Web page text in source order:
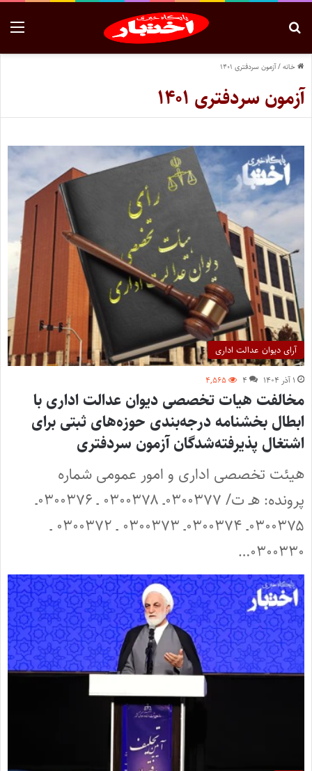
خانه/آزمون سردفتری ۱۴۰۱
آزمون سردفتری ۱۴۰۱
آرای دیوان عدالت اداری
۱ آذر ۱۴۰۴ ۴ ۴,۵۶۵
مخالفت هیات تخصصی دیوان عدالت اداری با
ابطال بخشنامه درجه‌بندی حوزه‌های ثبتی برای
اشتغال پذیرفته‌شدگان آزمون سردفتری
هیئت تخصصی اداری و امور عمومی شماره
پرونده: هـ ت/ ۰۳۰۰۳۷۷ـ ۰۳۰۰۳۷۸ ـ ۰۳۰۰۳۷۶ـ
۰۳۰۰۳۷۵ـ ۰۳۰۰۳۷۴ـ ۰۳۰۰۳۷۳ ـ ۰۳۰۰۳۷۲ ـ
۰۳۰۰۳۳۰…